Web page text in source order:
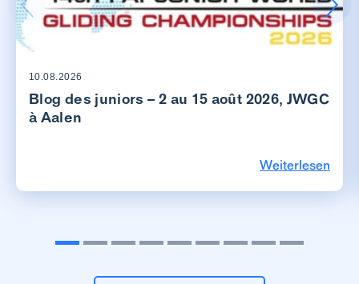
10.08.2026
Blog des juniors – 2 au 15 août 2026, JWGC
à Aalen
Weiterlesen